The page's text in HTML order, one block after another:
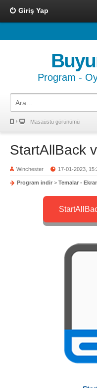
Giriş Yap
Program -
Masaüstü görünümü
StartAllBack
Winchester 17-01-2023,
Program indir > Temalar -